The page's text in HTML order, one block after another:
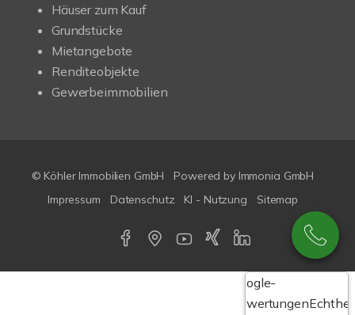
Häuser zum Kauf
Grundstücke
Mietangebote
Renditeobjekte
Gewerbeimmobilien
© Köhler Immobilien GmbH Powered by Immonia GmbH
Impressum
Datenschutz KI - Nutzung Sitemap
Google-
Bewertungen